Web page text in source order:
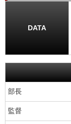
DATA
部長
監督